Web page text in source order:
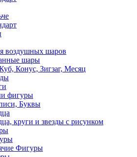
воздушных шаров
шары
Конус, Зигзаг, Месяц
фигуры
Буквы
круги и звезды с рисунком
Фигуры